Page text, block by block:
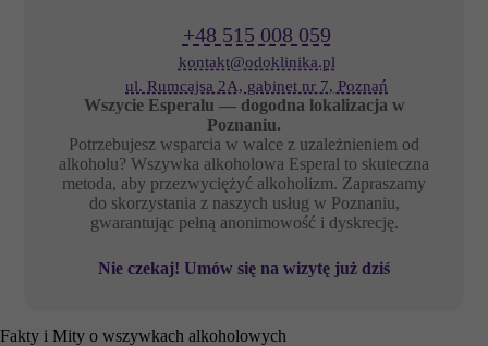
+48 515 008 059
kontakt@odoklinika.pl
ul. Rumcajsa 2A, gabinet nr 7, Poznań
Wszycie Esperalu — dogodna lokalizacja w
Poznaniu.
Potrzebujesz wsparcia w walce z uzależnieniem od
alkoholu? Wszywka alkoholowa Esperal to skuteczna
metoda, aby przezwyciężyć alkoholizm. Zapraszamy
do skorzystania z naszych usług w Poznaniu,
gwarantując pełną anonimowość i dyskrecję.
Nie czekaj! Umów się na wizytę już dziś
Fakty i Mity o wszywkach alkoholowych